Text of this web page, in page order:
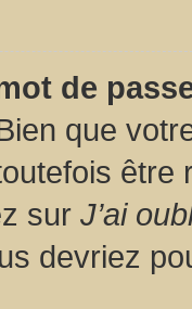
de
que
être
sur J’ai
devriez